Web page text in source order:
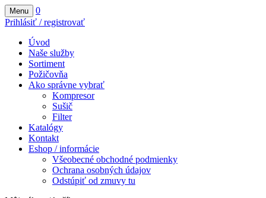
Menu
0
Prihlásiť / registrovať
Úvod
Naše služby
Sortiment
Požičovňa
Ako správne vybrať
Kompresor
Sušič
Filter
Katalógy
Kontakt
Eshop / informácie
Všeobecné obchodné podmienky
Ochrana osobných údajov
Odstúpiť od zmuvy tu